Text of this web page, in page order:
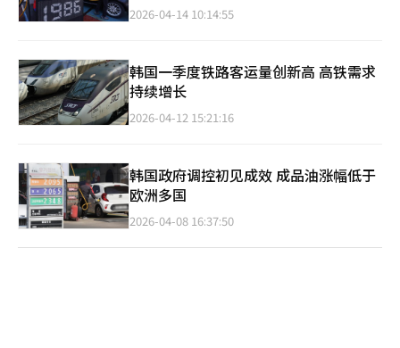
2026-04-14 10:14:55
韩国一季度铁路客运量创新高 高铁需求
持续增长
2026-04-12 15:21:16
韩国政府调控初见成效 成品油涨幅低于
欧洲多国
2026-04-08 16:37:50